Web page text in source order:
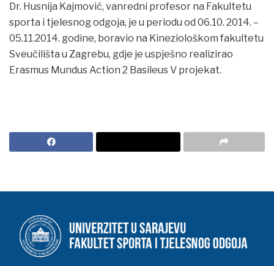
Dr. Husnija Kajmović, vanredni profesor na Fakultetu
sporta i tjelesnog odgoja, je u periodu od 06.10. 2014. –
05.11.2014. godine, boravio na Kineziološkom fakultetu
Sveučilišta u Zagrebu, gdje je uspješno realizirao
Erasmus Mundus Action 2 Basileus V projekat.